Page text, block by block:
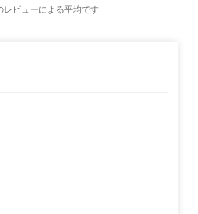
レビューによる平均です